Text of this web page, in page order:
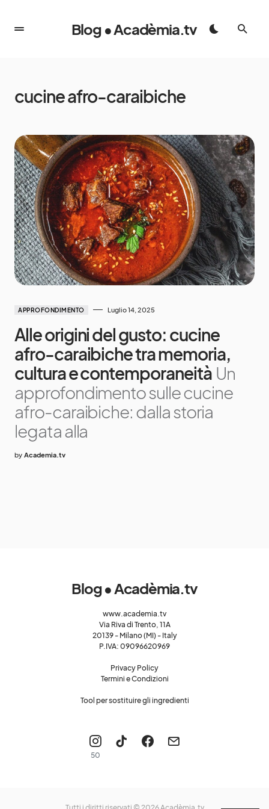
Blog • Acadèmia.tv
cucine afro-caraibiche
APPROFONDIMENTO Luglio 14, 2025
Alle origini del gusto: cucine
afro-caraibiche tra memoria,
cultura e contemporaneità Un
approfondimento sulle cucine
afro-caraibiche: dalla storia
legata alla
by Academia.tv
Blog • Acadèmia.tv
www.academia.tv
Via Riva di Trento, 11A
20139 - Milano (MI) - Italy
P.IVA: 09096620969
Privacy Policy
Termini e Condizioni
Tool per sostituire gli ingredienti
50